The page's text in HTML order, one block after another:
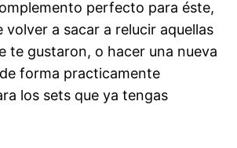
perfecto para éste,
volver a sacar a relucir aquellas
te gustaron, o hacer una nueva
forma practicamente
los sets que ya tengas